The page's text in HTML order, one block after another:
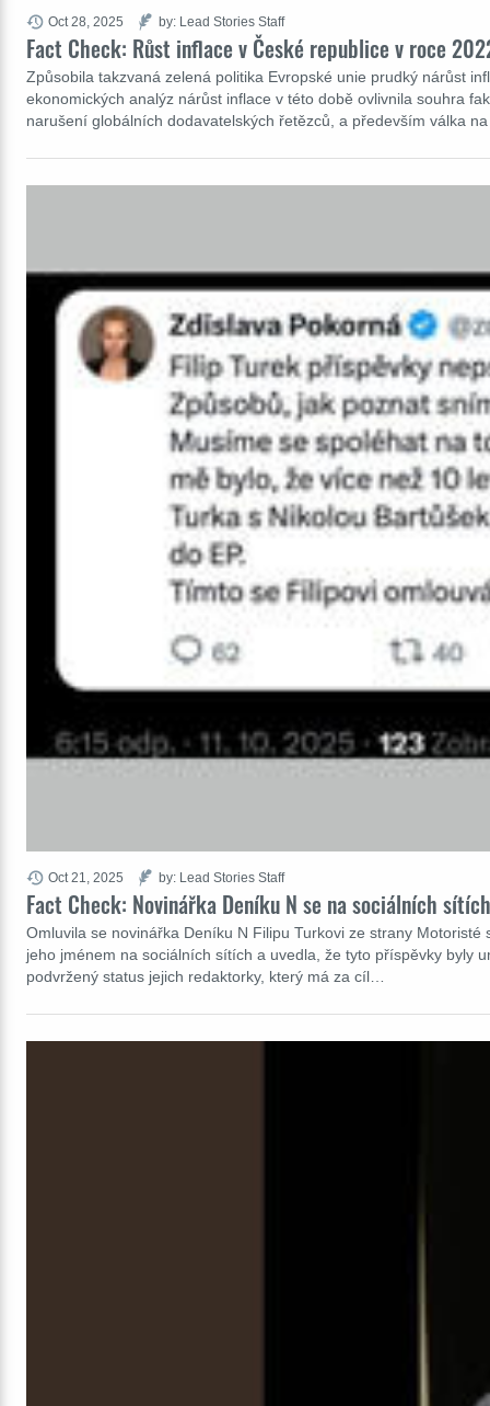
Fact Check: Růst inflace v České republice v roce
Způsobila takzvaná zelená politika Evropské unie prudký nárůst
ekonomických analýz nárůst inflace v této době ovlivnila souhra
narušení globálních dodavatelských řetězců, a především válka
Oct 28, 2025 by: Lead Stories Staff
Fact Check: Novinářka Deníku N se na sociálních
Omluvila se novinářka Deníku N Filipu Turkovi ze strany
jeho jménem na sociálních sítích a uvedla, že tyto příspěvky byly
podvržený status jejich redaktorky, který má za cíl…
Oct 21, 2025 by: Lead Stories Staff